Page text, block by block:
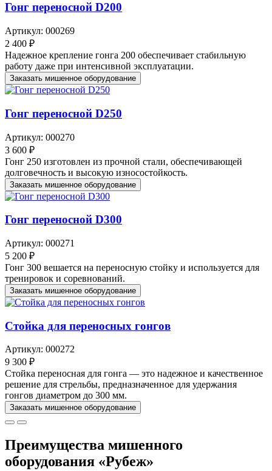
Гонг переносной D200
Артикул: 000269
2 400 ₽
Надежное крепление гонга 200 обеспечивает стабильную
работу даже при интенсивной эксплуатации.
Заказать мишенное оборудование
Гонг переносной D250
Артикул: 000270
3 600 ₽
Гонг 250 изготовлен из прочной стали, обеспечивающей
долговечность и высокую износостойкость.
Заказать мишенное оборудование
Гонг переносной D300
Артикул: 000271
5 200 ₽
Гонг 300 вешается на переносную стойку и используется для
тренировок и соревнований.
Заказать мишенное оборудование
Стойка для переносных гонгов
Артикул: 000272
9 300 ₽
Стойка переносная для гонга — это надежное и качественное
решение для стрельбы, предназначенное для удержания
гонгов диаметром до 300 мм.
Заказать мишенное оборудование
Преимущества мишенного
оборудования «Рубеж»